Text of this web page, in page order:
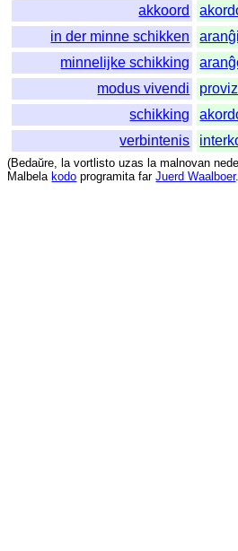
akkoord
in der minne schikken
minnelijke schikking
modus vivendi
schikking
verbintenis
(Bedaŭre, la vortlisto uzas la malnovan
Malbela kodo programita far Juerd Waalboer.